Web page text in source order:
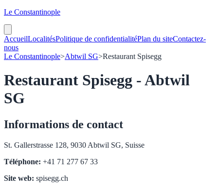
Le Constantinople
AccueilLocalitésPolitique de confidentialitéPlan du siteContactez-
nous
Le Constantinople>Abtwil SG>Restaurant Spisegg
Restaurant Spisegg - Abtwil
SG
Informations de contact
St. Gallerstrasse 128, 9030 Abtwil SG, Suisse
Téléphone: +41 71 277 67 33
Site web: spisegg.ch